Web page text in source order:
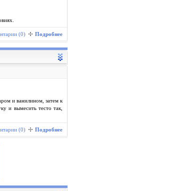
(0) Подробнее
и ванилином, затем к
и вымесить тесто так,
(0) Подробнее